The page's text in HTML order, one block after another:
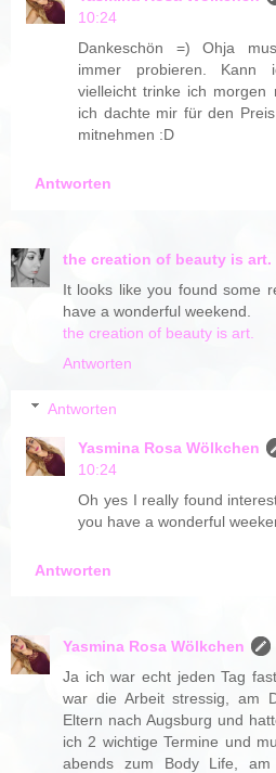
10:24
Dankeschön =) Ohja
immer probieren. Kann
vielleicht trinke ich morgen
ich dachte mir für den
mitnehmen :D
Antworten
the creation of beauty is art.
It looks like you found some
have a wonderful weekend.
the creation of beauty is art.
Antworten
Antworten
Yasmina Rosa Wölkchen
10:24
Oh yes I really found
you have a wonderful
Antworten
Yasmina Rosa Wölkchen
Ja ich war echt jeden Tag
war die Arbeit stressig, am
Eltern nach Augsburg und
ich 2 wichtige Termine und
abends zum Body Life,